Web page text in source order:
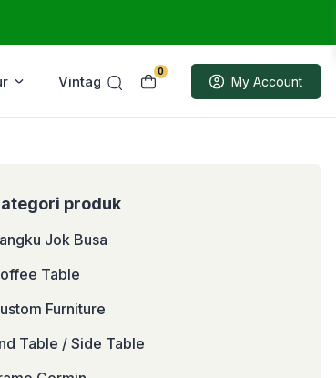
0
My Account
Vintage Sample
produk
Jok Busa
Table
Furniture
Table / Side Table